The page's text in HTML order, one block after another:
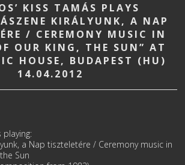
KISS TAMÁS PLAYS
KIRÁLYUNK, A NAP
/ CEREMONY MUSIC IN
OUR KING, THE SUN” AT
HOUSE, BUDAPEST (HU)
14.04.2012
playing:
a Nap tiszteletére / Ceremony music in
Sun